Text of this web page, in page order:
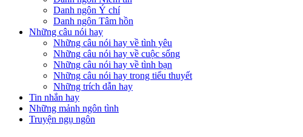
Danh ngôn Ý chí
Danh ngôn Tâm hồn
Những câu nói hay
Những câu nói hay về tình yêu
Những câu nói hay về cuộc sống
Những câu nói hay về tình bạn
Những câu nói hay trong tiểu thuyết
Những trích dẫn hay
Tin nhắn hay
Những mảnh ngôn tình
Truyện ngụ ngôn